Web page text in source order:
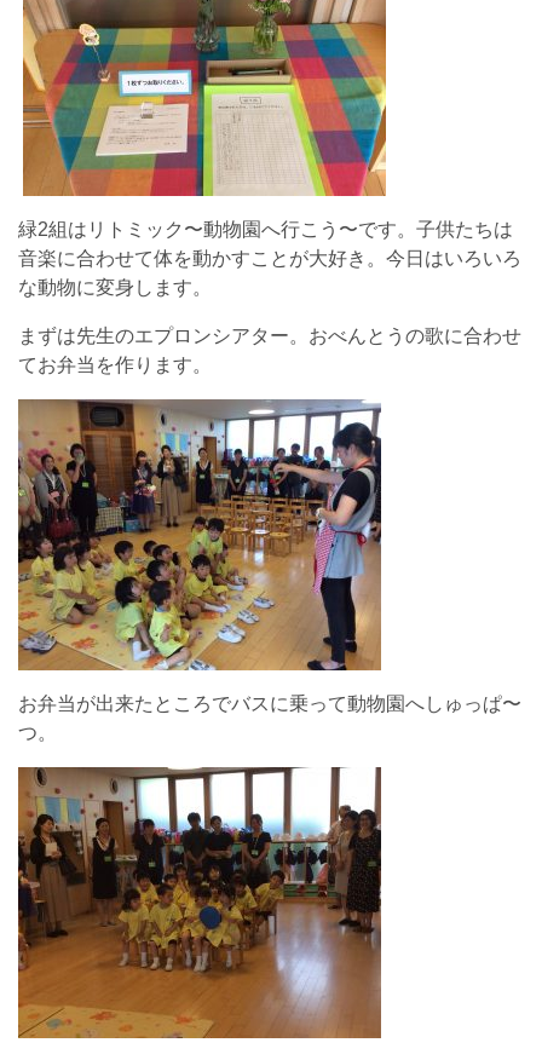
緑2組はリトミック〜動物園へ行こう〜です。子供たちは
音楽に合わせて体を動かすことが大好き。今日はいろいろ
な動物に変身します。
まずは先生のエプロンシアター。おべんとうの歌に合わせ
てお弁当を作ります。
お弁当が出来たところでバスに乗って動物園へしゅっぱ〜
つ。